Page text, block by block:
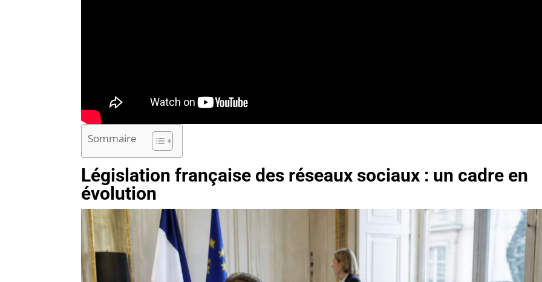
Sommaire
Législation française des réseaux sociaux : un cadre en
évolution